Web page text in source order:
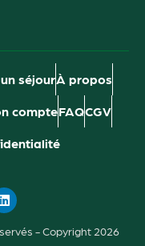
séjourÀ propos
compteFAQCGV
- Copyright 2026